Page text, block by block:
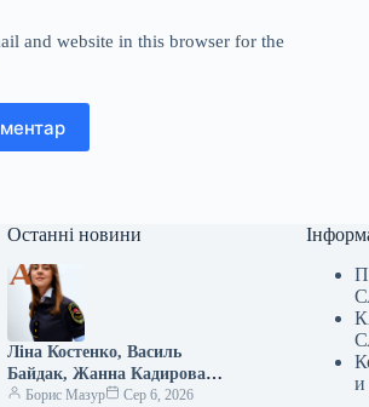
and website in this browser for the
Останні новини
Ліна Костенко, Василь
Байдак, Жанна Кадирова
долучилися до масштабного
Борис Мазур Сер 6, 2026
и